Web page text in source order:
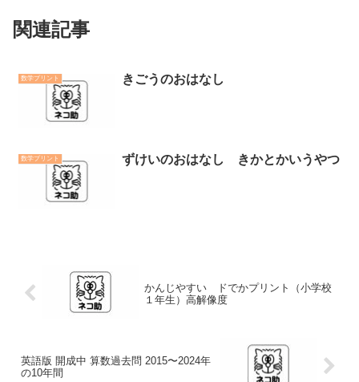
関連記事
数学プリント きごうのおはなし
数学プリント ずけいのおはなし きかとかいうやつ
かんじやすい ドでかプリント（小学校
１年生）高解像度
英語版 開成中 算数過去問 2015〜2024年
の10年間